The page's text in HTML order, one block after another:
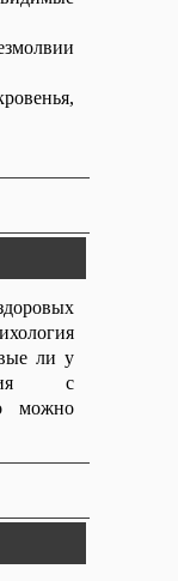
ли у
с
можно